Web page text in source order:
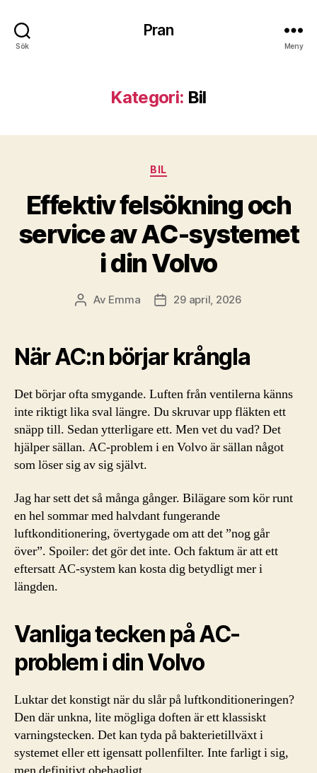
Sök
Pran
Meny
Kategori: Bil
Kategorier
BIL
Effektiv felsökning och
service av AC-systemet
i din Volvo
Inläggsförfattare
Av Emma Inläggsdatum
29 april, 2026
När AC:n börjar krångla
Det börjar ofta smygande. Luften från ventilerna känns
inte riktigt lika sval längre. Du skruvar upp fläkten ett
snäpp till. Sedan ytterligare ett. Men vet du vad? Det
hjälper sällan. AC-problem i en Volvo är sällan något
som löser sig av sig självt.
Jag har sett det så många gånger. Bilägare som kör runt
en hel sommar med halvdant fungerande
luftkonditionering, övertygade om att det ”nog går
över”. Spoiler: det gör det inte. Och faktum är att ett
eftersatt AC-system kan kosta dig betydligt mer i
längden.
Vanliga tecken på AC-
problem i din Volvo
Luktar det konstigt när du slår på luftkonditioneringen?
Den där unkna, lite mögliga doften är ett klassiskt
varningstecken. Det kan tyda på bakterietillväxt i
systemet eller ett igensatt pollenfilter. Inte farligt i sig,